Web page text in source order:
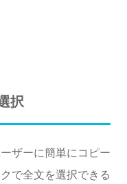
択
ザーに簡単にコピー
で全文を選択できる